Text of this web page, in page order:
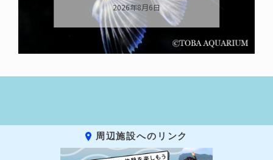
2026年8月6日
周辺施設へのリンク